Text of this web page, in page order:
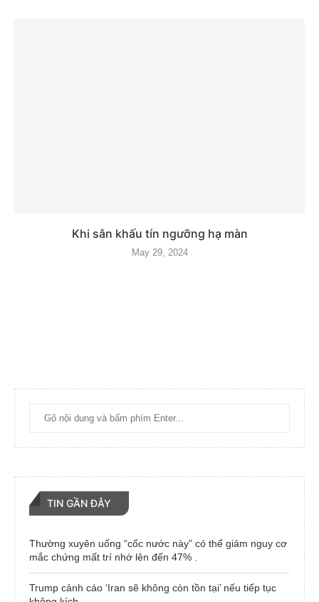
Khi sân khấu tín ngưỡng hạ màn
May 29, 2024
TIN GẦN ĐÂY
Thường xuyên uống “cốc nước này” có thể giảm nguy cơ
mắc chứng mất trí nhớ lên đến 47% .
Trump cảnh cáo ‘Iran sẽ không còn tồn tại’ nếu tiếp tục